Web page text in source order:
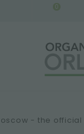
0
- the